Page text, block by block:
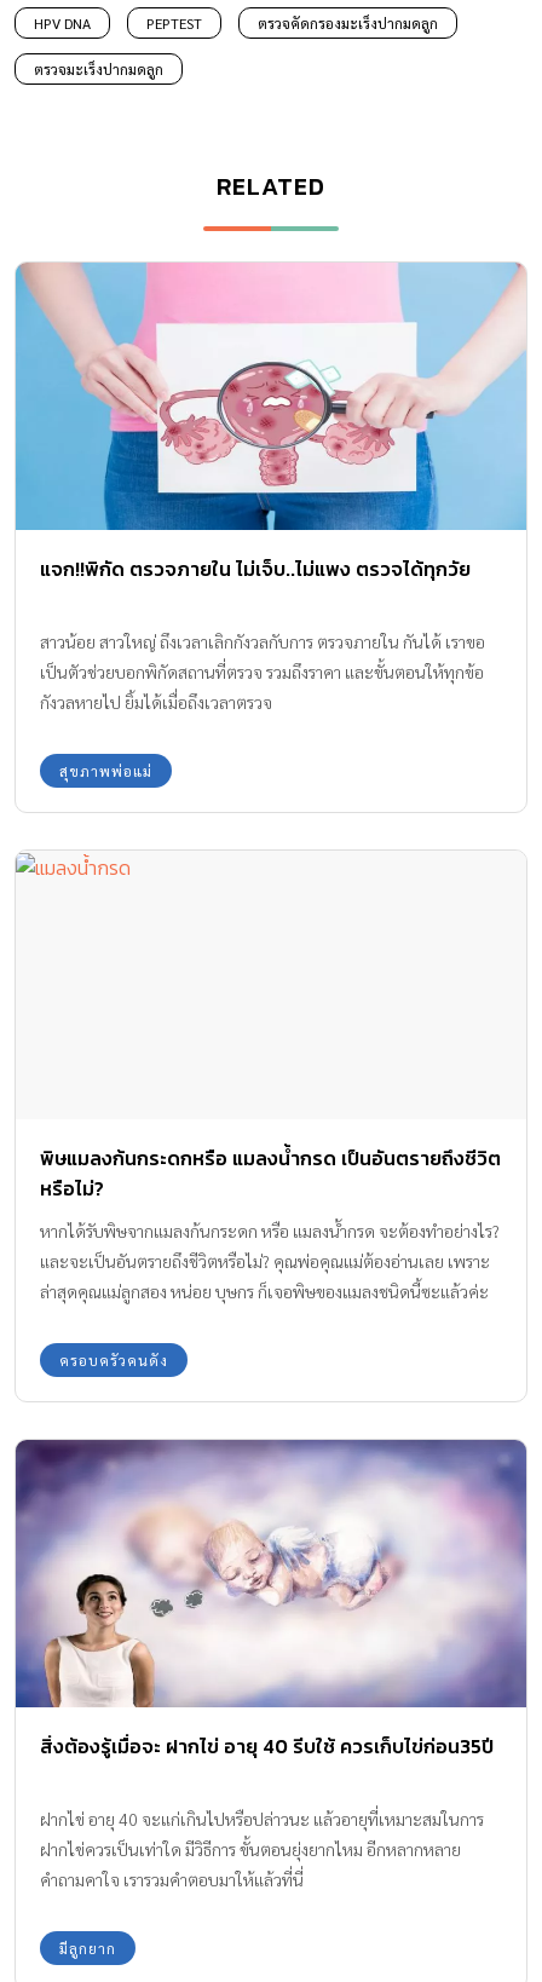
HPV DNA PEPTEST ตรวจคัดกรองมะเร็งปากมดลูก
ตรวจมะเร็งปากมดลูก
RELATED
แจก!!พิกัด ตรวจภายใน ไม่เจ็บ..ไม่แพง ตรวจได้ทุกวัย
สาวน้อย สาวใหญ่ ถึงเวลาเลิกกังวลกับการ ตรวจภายใน กันได้ เราขอ
เป็นตัวช่วยบอกพิกัดสถานที่ตรวจ รวมถึงราคา และขั้นตอนให้ทุกข้อ
กังวลหายไป ยิ้มได้เมื่อถึงเวลาตรวจ
สุขภาพพ่อแม่
พิษแมลงก้นกระดกหรือ แมลงน้ำกรด เป็นอันตรายถึงชีวิต
หรือไม่?
หากได้รับพิษจากแมลงก้นกระดก หรือ แมลงน้ำกรด จะต้องทำอย่างไร?
และจะเป็นอันตรายถึงชีวิตหรือไม่? คุณพ่อคุณแม่ต้องอ่านเลย เพราะ
ล่าสุดคุณแม่ลูกสอง หน่อย บุษกร ก็เจอพิษของแมลงชนิดนี้ซะแล้วค่ะ
ครอบครัวคนดัง
สิ่งต้องรู้เมื่อจะ ฝากไข่ อายุ 40 รีบใช้ ควรเก็บไข่ก่อน35ปี
ฝากไข่ อายุ 40 จะแก่เกินไปหรือปล่าวนะ แล้วอายุที่เหมาะสมในการ
ฝากไข่ควรเป็นเท่าใด มีวิธีการ ขั้นตอนยุ่งยากไหม อีกหลากหลาย
คำถามคาใจ เรารวมคำตอบมาให้แล้วที่นี่
มีลูกยาก